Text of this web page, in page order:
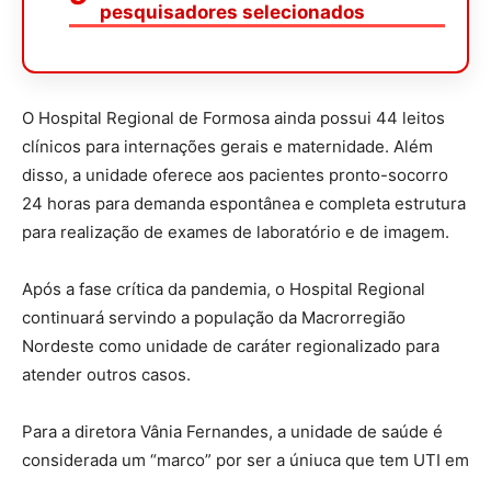
pesquisadores selecionados
O Hospital Regional de Formosa ainda possui 44 leitos
clínicos para internações gerais e maternidade. Além
disso, a unidade oferece aos pacientes pronto-socorro
24 horas para demanda espontânea e completa estrutura
para realização de exames de laboratório e de imagem.
Após a fase crítica da pandemia, o Hospital Regional
continuará servindo a população da Macrorregião
Nordeste como unidade de caráter regionalizado para
atender outros casos.
Para a diretora Vânia Fernandes, a unidade de saúde é
considerada um “marco” por ser a úniuca que tem UTI em